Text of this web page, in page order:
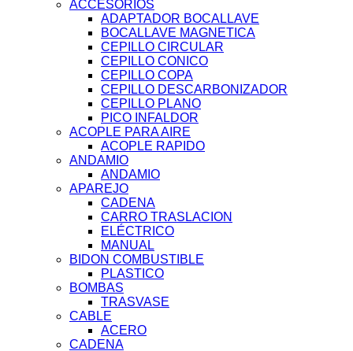
ACCESORIOS
ADAPTADOR BOCALLAVE
BOCALLAVE MAGNETICA
CEPILLO CIRCULAR
CEPILLO CONICO
CEPILLO COPA
CEPILLO DESCARBONIZADOR
CEPILLO PLANO
PICO INFALDOR
ACOPLE PARA AIRE
ACOPLE RAPIDO
ANDAMIO
ANDAMIO
APAREJO
CADENA
CARRO TRASLACION
ELÉCTRICO
MANUAL
BIDON COMBUSTIBLE
PLASTICO
BOMBAS
TRASVASE
CABLE
ACERO
CADENA